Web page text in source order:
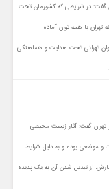
گفت: در شرایطی که کشورمان تحت
صهیونیستی قرار گرفته است، مناطق ۲۲ گانه تهران با همه توان آماده
تهرانی تحت هدایت و هماهنگی
تهران گفت: آثار زیست محیطی
و موضعی بوده و به دلیل شرایط
از تبدیل شدن آن به یک پدیده